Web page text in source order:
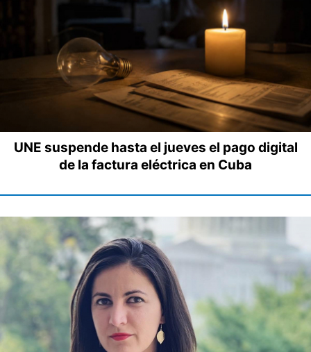
UNE suspende hasta el jueves el pago digital
de la factura eléctrica en Cuba